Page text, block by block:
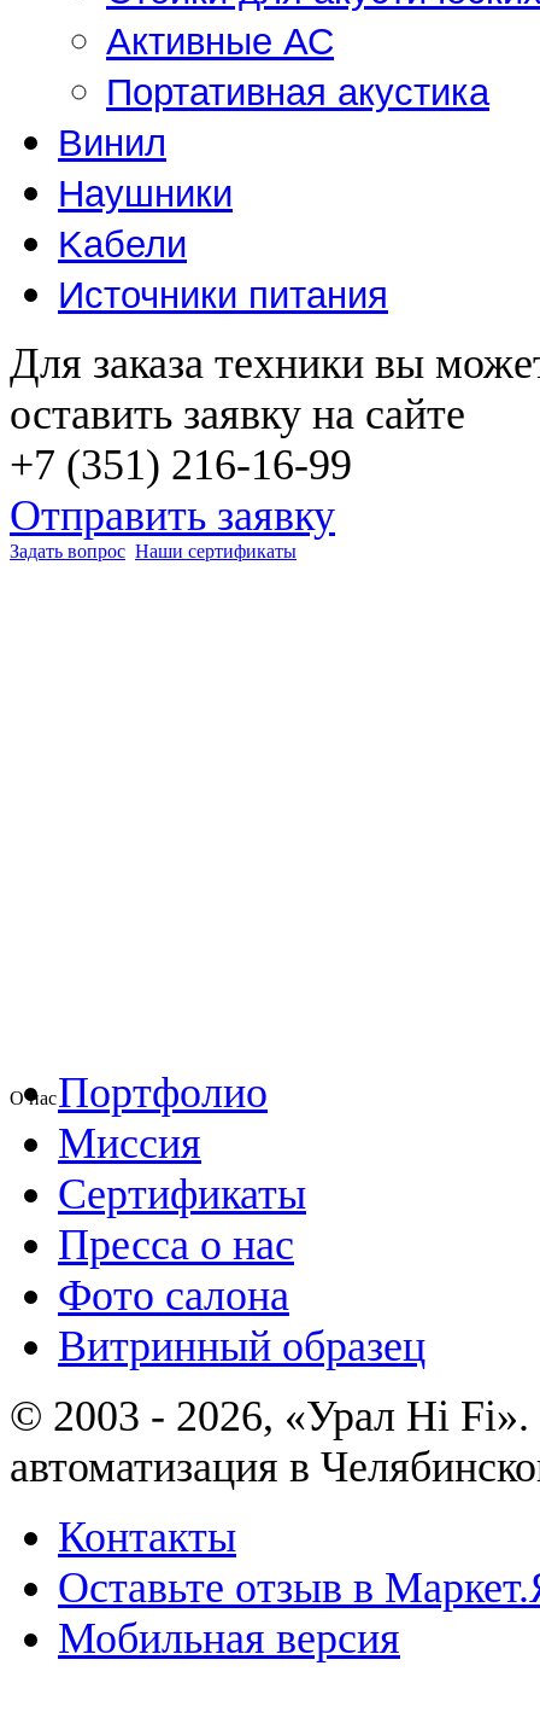
Активные АС
Портативная акустика
Винил
Наушники
Kабели
Источники питания
Для заказа техники вы
оставить заявку на сайте
+7 (351) 216-16-99
Отправить заявку
Задать вопрос Наши сертификаты
О насПортфолио
Миссия
Сертификаты
Пресса о нас
Фото салона
Витринный образец
© 2003 - 2026, «Урал Hi
автоматизация в
Контакты
Оставьте отзыв в
Мобильная версия